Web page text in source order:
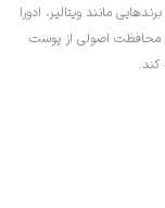
مانند ویتالیر، ادورا
محافظت اصولی از پوست